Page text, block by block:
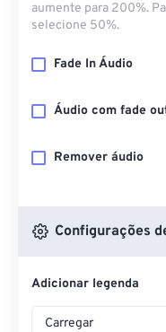
aumente para 200%.
selecione 50%.
Fade In Áudio
Áudio com fade
Remover áudio
Configurações
Adicionar legenda
Carregar